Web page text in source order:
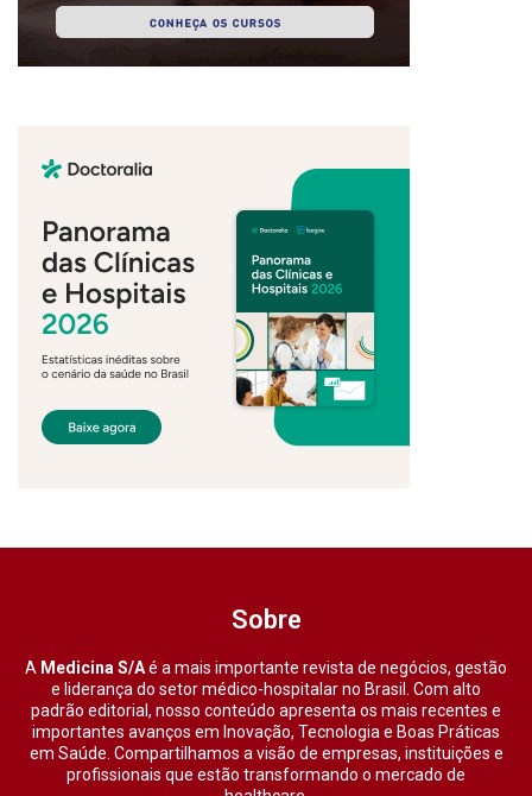
Sobre
A Medicina S/Aé a mais importante revista de negócios, gestão
e liderança do setor médico-hospitalar no Brasil. Com alto
padrão editorial, nosso conteúdo apresenta os mais recentes e
importantes avanços em Inovação, Tecnologia e Boas Práticas
em Saúde. Compartilhamos a visão de empresas, instituições e
profissionais que estão transformando o mercado de